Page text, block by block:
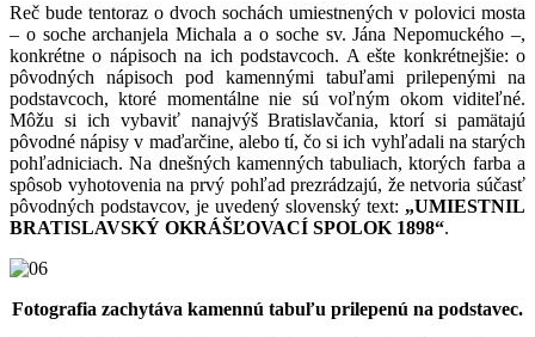
Reč bude tentoraz o dvoch sochách umiestnených v polovici mosta
– o soche archanjela Michala a o soche sv. Jána Nepomuckého –,
konkrétne o nápisoch na ich podstavcoch. A ešte konkrétnejšie: o
pôvodných nápisoch pod kamennými tabuľami prilepenými na
podstavcoch, ktoré momentálne nie sú voľným okom viditeľné.
Môžu si ich vybaviť nanajvýš Bratislavčania, ktorí si pamätajú
pôvodné nápisy v maďarčine, alebo tí, čo si ich vyhľadali na starých
pohľadniciach. Na dnešných kamenných tabuliach, ktorých farba a
spôsob vyhotovenia na prvý pohľad prezrádzajú, že netvoria súčasť
pôvodných podstavcov, je uvedený slovenský text: „UMIESTNIL
BRATISLAVSKÝ OKRÁŠĽOVACÍ SPOLOK 1898“.
Fotografia zachytáva kamennú tabuľu prilepenú na podstavec.